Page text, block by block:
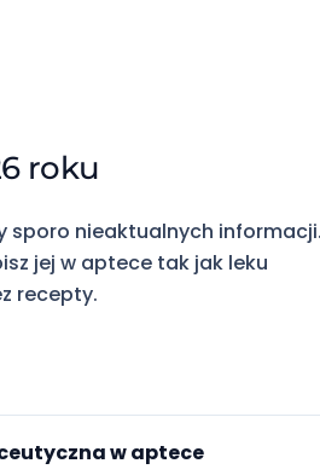
roku
sporo nieaktualnych
jej w aptece tak jak leku
recepty.
w aptece